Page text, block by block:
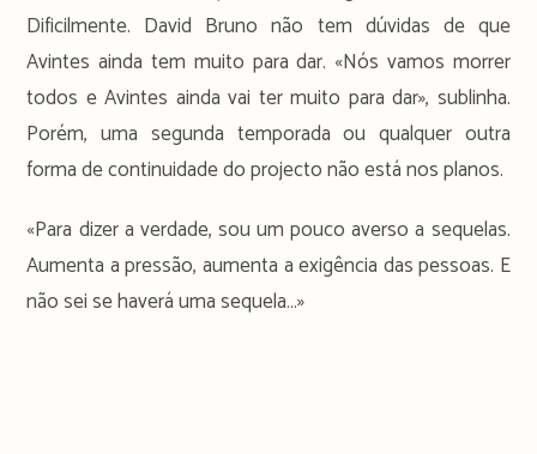
Dificilmente. David Bruno não tem dúvidas de que
Avintes ainda tem muito para dar. «Nós vamos morrer
todos e Avintes ainda vai ter muito para dar», sublinha.
Porém, uma segunda temporada ou qualquer outra
forma de continuidade do projecto não está nos planos.
«Para dizer a verdade, sou um pouco averso a sequelas.
Aumenta a pressão, aumenta a exigência das pessoas. E
não sei se haverá uma sequela…»